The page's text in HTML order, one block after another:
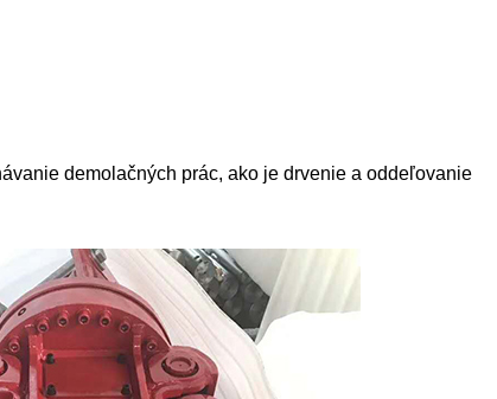
demolačných prác, ako je drvenie a oddeľovanie